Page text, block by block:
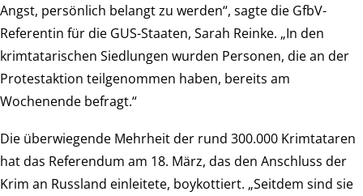
Angst, persönlich belangt zu werden“, sagte die GfbV-
Referentin für die GUS-Staaten, Sarah Reinke. „In den
krimtatarischen Siedlungen wurden Personen, die an der
Protestaktion teilgenommen haben, bereits am
Wochenende befragt.“
Die überwiegende Mehrheit der rund 300.000 Krimtataren
hat das Referendum am 18. März, das den Anschluss der
Krim an Russland einleitete, boykottiert. „Seitdem sind sie